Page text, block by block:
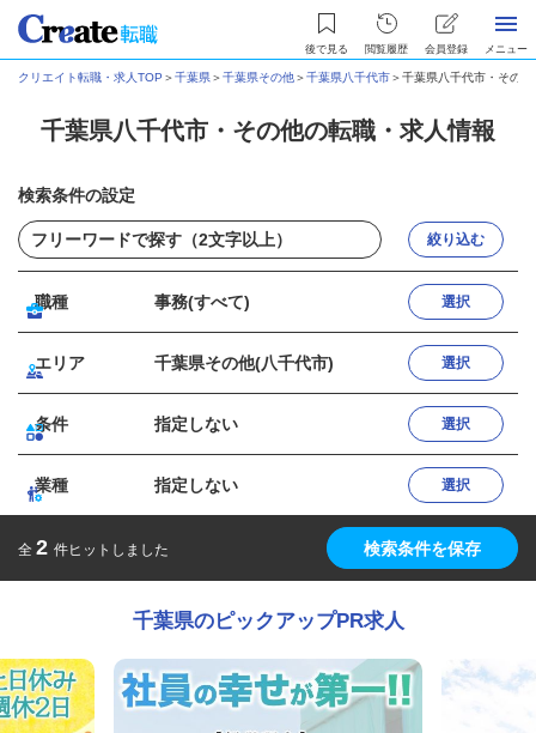
後で見る 閲覧履歴 会員登録 メニュー
クリエイト転職・求人TOP ＞千葉県＞千葉県その他＞千葉県八千代市＞千葉県八千代市・その
千葉県八千代市・その他の転職・求人情報
検索条件の設定
絞り込む
職種 事務(すべて) 選択
エリア 千葉県その他(八千代市) 選択
条件 指定しない 選択
業種 指定しない 選択
全 2 件ヒットしました 検索条件を保存
千葉県のピックアップPR求人